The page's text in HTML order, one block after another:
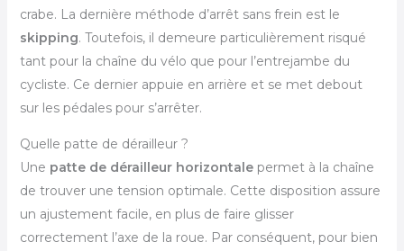
crabe. La dernière méthode d’arrêt sans frein est le
skipping. Toutefois, il demeure particulièrement risqué
tant pour la chaîne du vélo que pour l’entrejambe du
cycliste. Ce dernier appuie en arrière et se met debout
sur les pédales pour s’arrêter.
Quelle patte de dérailleur ?
Une patte de dérailleur horizontalepermet à la chaîne
de trouver une tension optimale. Cette disposition assure
un ajustement facile, en plus de faire glisser
correctement l’axe de la roue. Par conséquent, pour bien